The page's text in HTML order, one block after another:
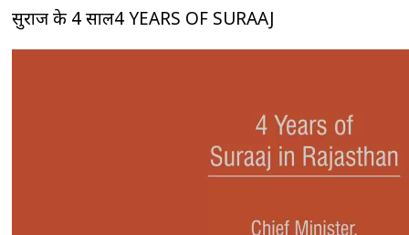
सुराज के 4 साल4 YEARS OF SURAAJ